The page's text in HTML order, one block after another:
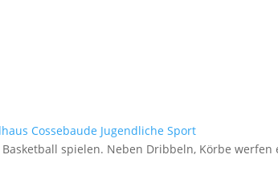
Cossebaude Jugendliche Sport
spielen. Neben Dribbeln, Körbe werfen